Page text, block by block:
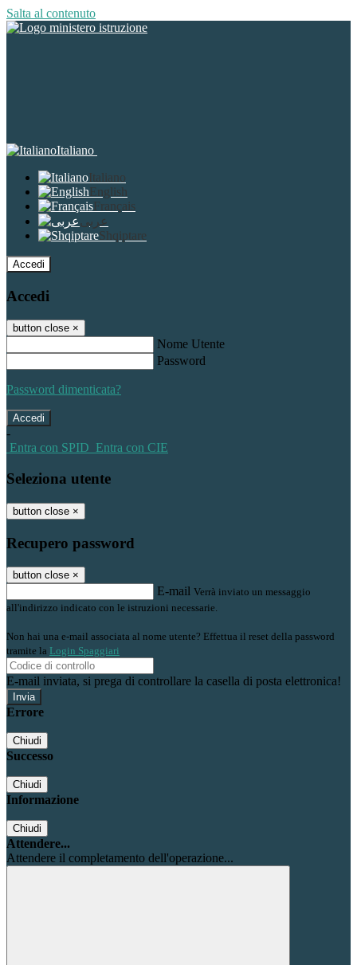
Salta al contenuto
Italiano
Italiano
English
Français
عربى
Shqiptare
Accedi
Accedi
button close ×
Nome Utente
Password
Password dimenticata?
-
Entra con SPID Entra con CIE
Seleziona utente
button close ×
Recupero password
button close ×
E-mail Verrà inviato un messaggio
all'indirizzo indicato con le istruzioni necessarie.
Non hai una e-mail associata al nome utente? Effettua il reset della password
tramite la Login Spaggiari
E-mail inviata, si prega di controllare la casella di posta elettronica!
Errore
Chiudi
Successo
Chiudi
Informazione
Chiudi
Attendere...
Attendere il completamento dell'operazione...